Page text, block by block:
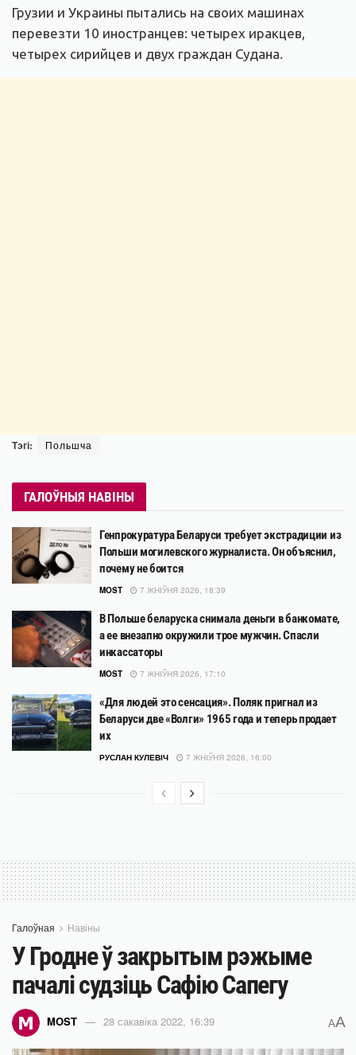
Грузии и Украины пытались на своих машинах
перевезти 10 иностранцев: четырех иракцев,
четырех сирийцев и двух граждан Судана.
Тэгі: Польшча
ГАЛОЎНЫЯ НАВІНЫ
Генпрокуратура Беларуси требует экстрадиции из
Польши могилевского журналиста. Он объяснил,
почему не боится
MOST 7 ЖНІЎНЯ 2026, 18:39
В Польше беларуска снимала деньги в банкомате,
а ее внезапно окружили трое мужчин. Спасли
инкассаторы
MOST 7 ЖНІЎНЯ 2026, 17:10
«Для людей это сенсация». Поляк пригнал из
Беларуси две «Волги» 1965 года и теперь продает
их
РУСЛАН КУЛЕВІЧ 7 ЖНІЎНЯ 2026, 16:00
Галоўная Навіны
У Гродне ў закрытым рэжыме
пачалі судзіць Сафію Сапегу
MOST 28 сакавіка 2022, 16:39 AA